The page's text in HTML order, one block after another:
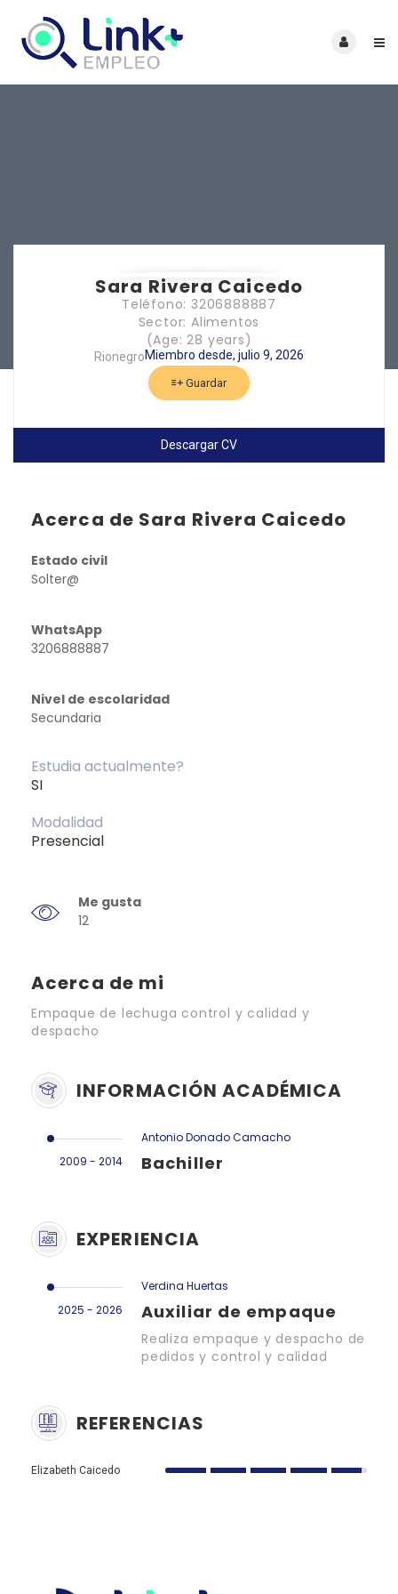
Sara Rivera Caicedo
Teléfono: 3206888887
Sector: Alimentos
(Age: 28 years)
RionegroMiembro desde, julio 9, 2026
Guardar
Descargar CV
Acerca de Sara Rivera Caicedo
Estado civil
Solter@
WhatsApp
3206888887
Nivel de escolaridad
Secundaria
Estudia actualmente?
SI
Modalidad
Presencial
Me gusta
12
Acerca de mi
Empaque de lechuga control y calidad y
despacho
INFORMACIÓN ACADÉMICA
2009 - 2014
Antonio Donado Camacho
Bachiller
EXPERIENCIA
2025 - 2026
Verdina Huertas
Auxiliar de empaque
Realiza empaque y despacho de
pedidos y control y calidad
REFERENCIAS
Elizabeth Caicedo